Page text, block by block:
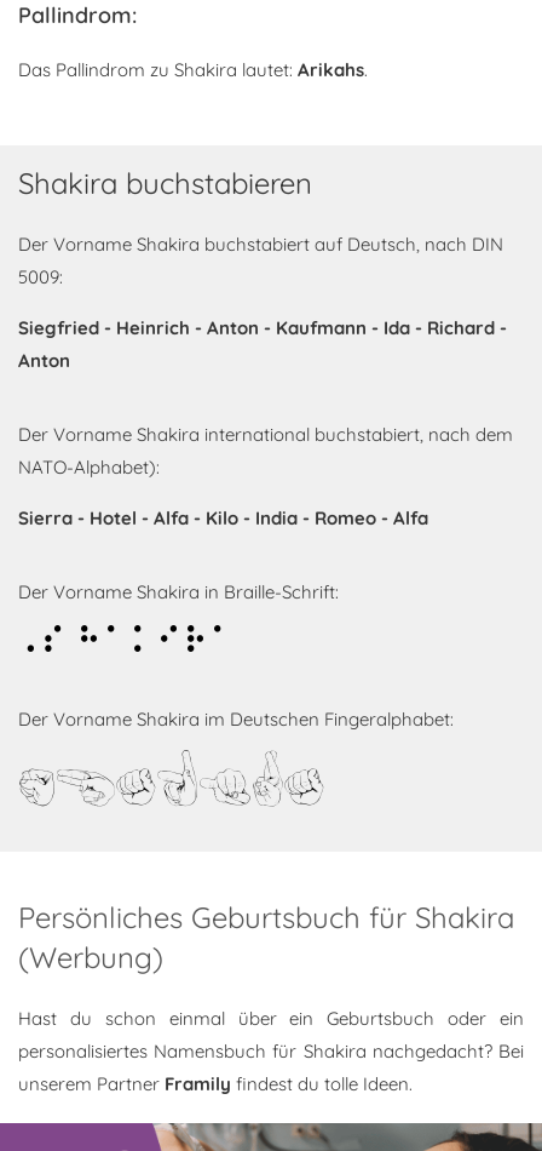
Pallindrom:
Das Pallindrom zu Shakira lautet: Arikahs.
Shakira buchstabieren
Der Vorname Shakira buchstabiert auf Deutsch, nach DIN
5009:
Siegfried - Heinrich - Anton - Kaufmann - Ida - Richard -
Anton
Der Vorname Shakira international buchstabiert, nach dem
NATO-Alphabet):
Sierra - Hotel - Alfa - Kilo - India - Romeo - Alfa
Der Vorname Shakira in Braille-Schrift:
Shakira
Der Vorname Shakira im Deutschen Fingeralphabet:
Shakira
Persönliches Geburtsbuch für Shakira
(Werbung)
Hast du schon einmal über ein Geburtsbuch oder ein
personalisiertes Namensbuch für Shakira nachgedacht? Bei
unserem Partner Framily findest du tolle Ideen.